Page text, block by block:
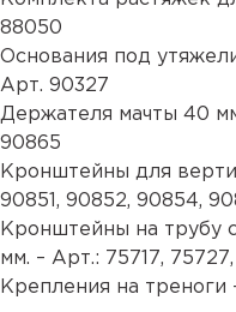
88050
Основания под
Арт. 90327
Держателя мачты 40
90865
Кронштейны для
90851 , 90852, 90854,
Кронштейны на трубу
мм. – Арт.: 75717, 75727,
Крепления на треноги